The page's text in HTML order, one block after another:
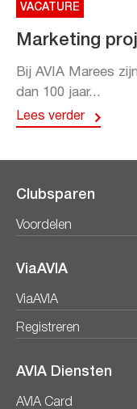
VACATURE
Marketing
Bij AVIA Marees
dan 100 jaar...
Lees verder
Clubsparen
Voordelen
ViaAVIA
ViaAVIA
Registreren
AVIA Diensten
AVIA Card